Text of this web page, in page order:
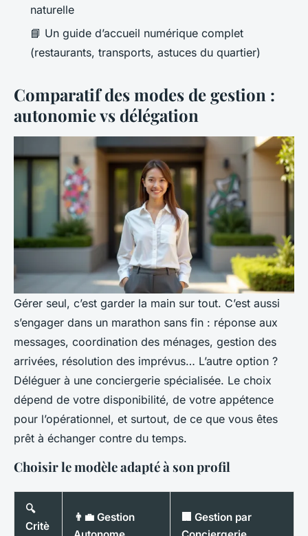
naturelle
📘 Un guide d’accueil numérique complet
(restaurants, transports, astuces du quartier)
Comparatif des modes de gestion :
autonomie vs délégation
Gérer seul, c’est garder la main sur tout. C’est aussi
s’engager dans un marathon sans fin : réponse aux
messages, coordination des ménages, gestion des
arrivées, résolution des imprévus… L’autre option ?
Déléguer à une conciergerie spécialisée. Le choix
dépend de votre disponibilité, de votre appétence
pour l’opérationnel, et surtout, de ce que vous êtes
prêt à échanger contre du temps.
Choisir le modèle adapté à son profil
🔍
Critè
👨‍💼 Gestion
🏢 Gestion par